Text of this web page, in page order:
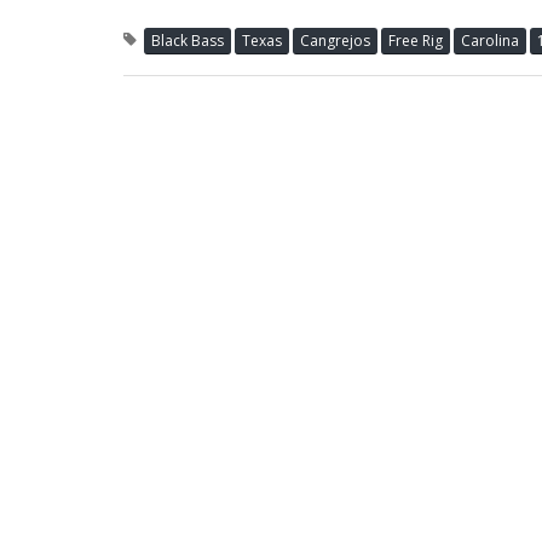
Black Bass Texas Cangrejos Free Rig Carolina